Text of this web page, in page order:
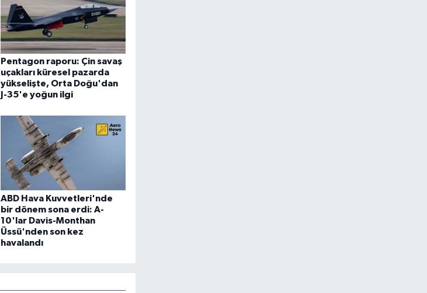
Pentagon raporu: Çin savaş
uçakları küresel pazarda
yükselişte, Orta Doğu'dan
J-35'e yoğun ilgi
ABD Hava Kuvvetleri'nde
bir dönem sona erdi: A-
10'lar Davis-Monthan
Üssü'nden son kez
havalandı